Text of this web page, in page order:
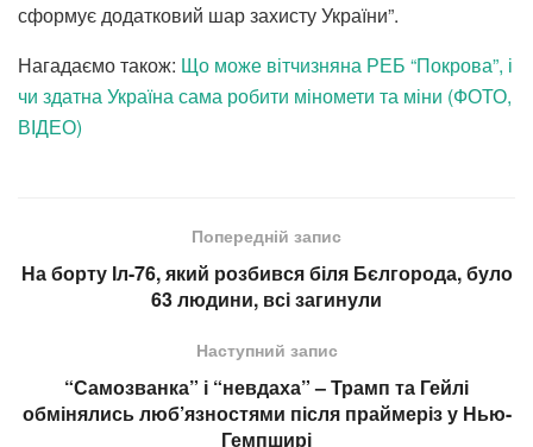
сформує додатковий шар захисту України”.
Нагадаємо також: Що може вітчизняна РЕБ “Покрова”, і
чи здатна Україна сама робити міномети та міни (ФОТО,
ВІДЕО)
Попередній запис
На борту Іл-76, який розбився біля Бєлгорода, було
63 людини, всі загинули
Наступний запис
“Самозванка” і “невдаха” – Трамп та Гейлі
обмінялись люб’язностями після праймеріз у Нью-
Гемпширі